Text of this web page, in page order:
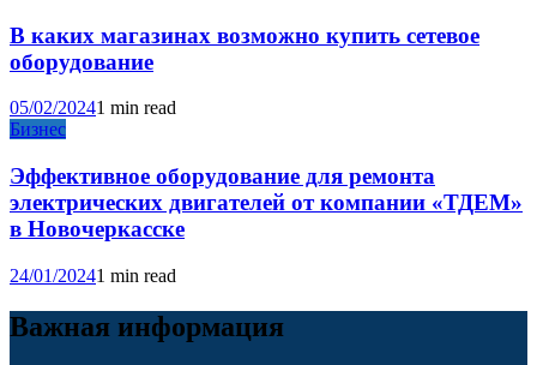
В каких магазинах возможно купить сетевое
оборудование
05/02/20241 min read
Бизнес
Эффективное оборудование для ремонта
электрических двигателей от компании «ТДЕМ»
в Новочеркасске
24/01/20241 min read
Важная информация